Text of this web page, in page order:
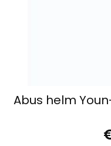
Abus helm